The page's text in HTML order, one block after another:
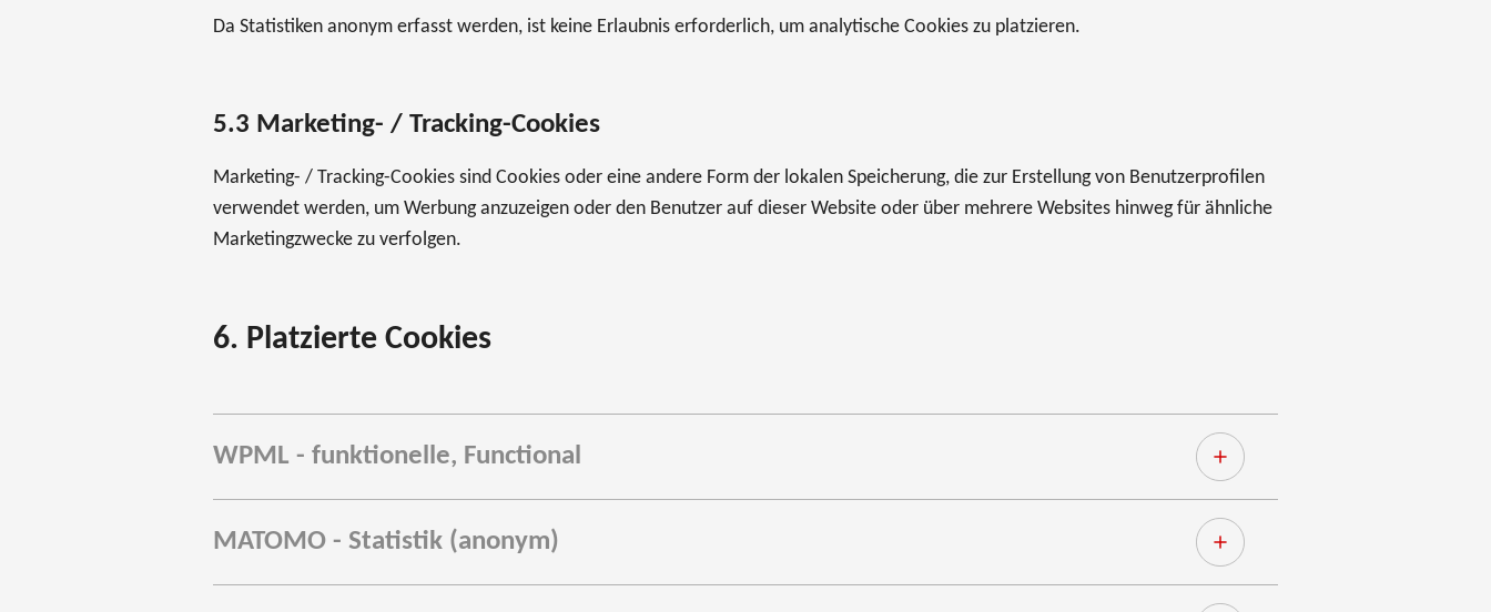
Da Statistiken anonym erfasst werden, ist keine Erlaubnis erforderlich, um analytische Cookies zu platzieren.
5.3 Marketing- / Tracking-Cookies
Marketing- / Tracking-Cookies sind Cookies oder eine andere Form der lokalen Speicherung, die zur Erstellung von Benutzerprofilen
verwendet werden, um Werbung anzuzeigen oder den Benutzer auf dieser Website oder über mehrere Websites hinweg für ähnliche
Marketingzwecke zu verfolgen.
6. Platzierte Cookies
WPML - funktionelle, Functional
MATOMO - Statistik (anonym)